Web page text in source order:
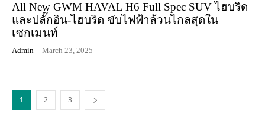
All New GWM HAVAL H6 Full Spec SUV ไฮบริด
และปลั๊กอิน-ไฮบริด ขับไฟฟ้าล้วนไกลสุดใน
เซกเมนท์
Admin - March 23, 2025
1 2 3